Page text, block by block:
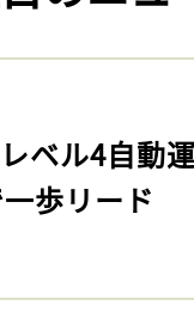
レベル4自動
歩リード